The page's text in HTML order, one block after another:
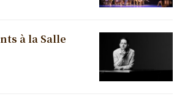
à la Salle